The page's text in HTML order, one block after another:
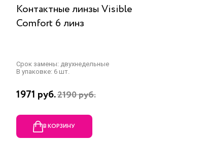
Контактные линзы Visible
Comfort 6 линз
Срок замены: двухнедельные
В упаковке: 6 шт.
1971 руб.2190 руб.
В КОРЗИНУ